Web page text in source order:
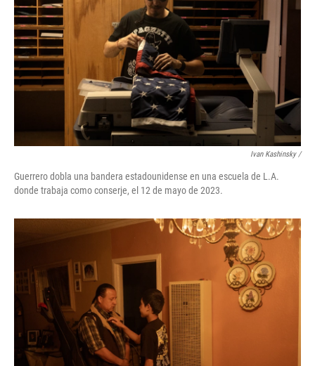
Ivan Kashinsky /
Guerrero dobla una bandera estadounidense en una escuela de L.A.
donde trabaja como conserje, el 12 de mayo de 2023.